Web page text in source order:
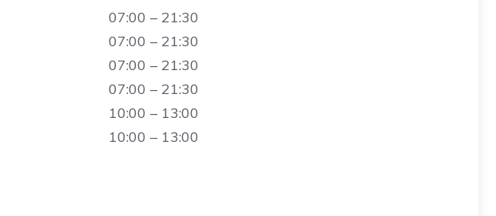
07:00 – 21:30
07:00 – 21:30
07:00 – 21:30
07:00 – 21:30
10:00 – 13:00
10:00 – 13:00